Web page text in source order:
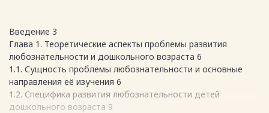
Введение 3
Глава 1. Теоретические аспекты проблемы развития
любознательности и дошкольного возраста 6
1.1. Сущность проблемы любознательности и основные
направления её изучения 6
1.2. Специфика развития любознательности детей
дошкольного возраста 9